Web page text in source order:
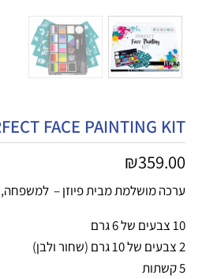
FACE PAINTING KIT
₪359.00
ערכה מושלמת מבית פיוזן –
10 צבעים של 6 גרם
2 צבעים של 10 גרם (שחור ולבן)
5 קשתות